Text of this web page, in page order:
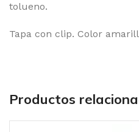
tolueno.
Tapa con clip. Color
Productos